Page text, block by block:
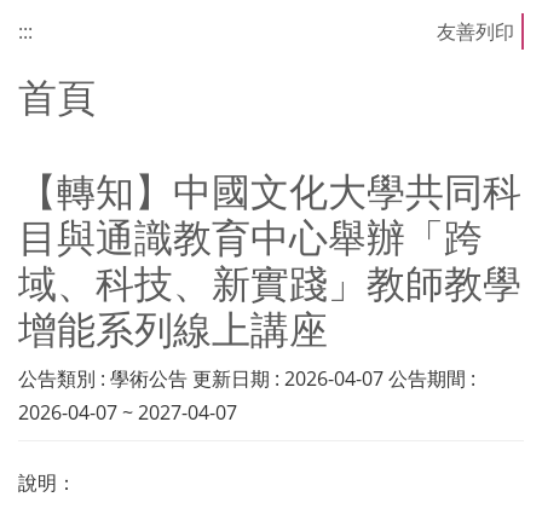
:::
首頁
【轉知】中國文化大學共同科
目與通識教育中心舉辦「跨
域、科技、新實踐」教師教學
增能系列線上講座
公告類別 : 學術公告 更新日期 : 2026-04-07 公告期間 :
2026-04-07 ~ 2027-04-07
說明：